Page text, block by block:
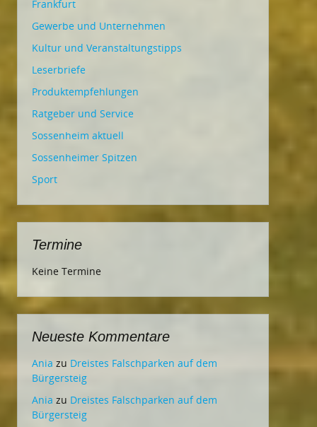
Frankfurt
Gewerbe und Unternehmen
Kultur und Veranstaltungstipps
Leserbriefe
Produktempfehlungen
Ratgeber und Service
Sossenheim aktuell
Sossenheimer Spitzen
Sport
Termine
Keine Termine
Neueste Kommentare
Ania zu Dreistes Falschparken auf dem
Bürgersteig
Ania zu Dreistes Falschparken auf dem
Bürgersteig